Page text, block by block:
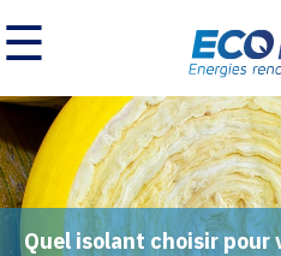
☰
Quel isolant choisir pour